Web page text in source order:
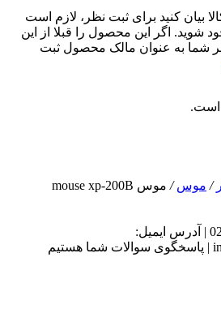
بیان کنید برای ثبت نظر، لازم است
شوید. اگر این محصول را قبلا از این
شما به عنوان مالک محصول ثبت
است.
/ موس/ موس mouse xp-200B
| آدرس ایمیل:
| پاسخگوی سوالات شما هستیم